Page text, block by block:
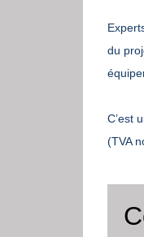
du
C’est
(TVA